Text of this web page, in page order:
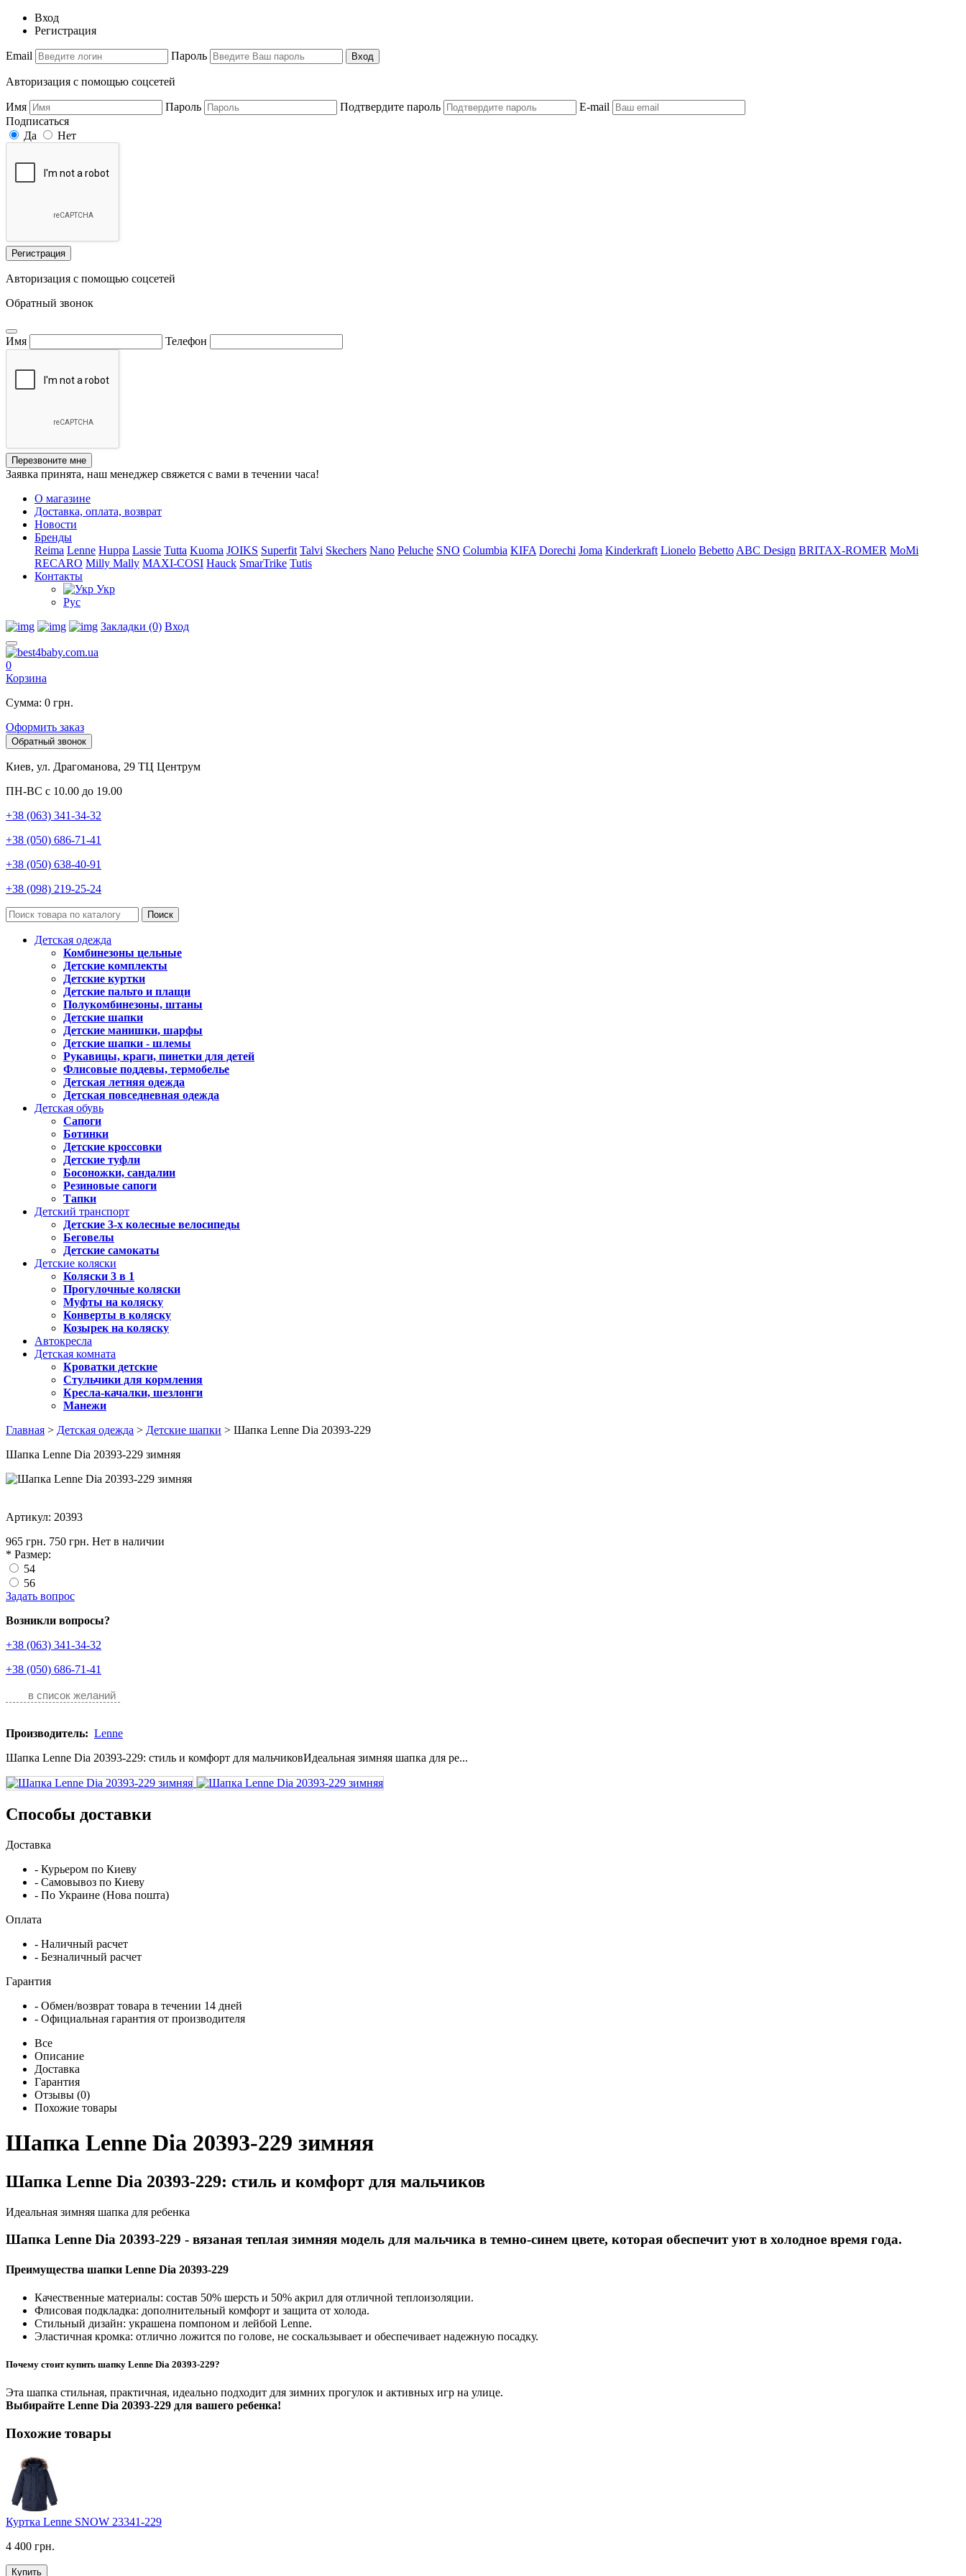
Вход
Регистрация
Email Пароль Вход
Авторизация с помощью соцсетей
Имя Пароль Подтвердите пароль
E-mail
Подписаться
Да
Нет
Регистрация
Авторизация с помощью соцсетей
Обратный звонок
Имя Телефон
Перезвоните мне
Заявка принята, наш менеджер свяжется с вами в течении часа!
О магазине
Доставка, оплата, возврат
Новости
Бренды
Reima Lenne Huppa Lassie Tutta Kuoma JOIKS Superfit Talvi Skechers Nano Peluche SNO Columbia KIFA Dorechi Joma Kinderkraft Lionelo Bebetto ABC Design BRITAX-ROMER MoMi
RECARO Milly Mally MAXI-COSI Hauck SmarTrike Tutis
Контакты
Укр
Рус
Закладки (0) Вход
0
Корзина
Сумма: 0 грн.
Оформить заказ
Обратный звонок
Киев, ул. Драгоманова, 29 ТЦ Центрум
ПН-ВС с 10.00 до 19.00
+38 (063) 341-34-32
+38 (050) 686-71-41
+38 (050) 638-40-91
+38 (098) 219-25-24
Поиск
Детская одежда
Комбинезоны цельные
Детские комплекты
Детские куртки
Детские пальто и плащи
Полукомбинезоны, штаны
Детские шапки
Детские манишки, шарфы
Детские шапки - шлемы
Рукавицы, краги, пинетки для детей
Флисовые поддевы, термобелье
Детская летняя одежда
Детская повседневная одежда
Детская обувь
Сапоги
Ботинки
Детские кроссовки
Детские туфли
Босоножки, сандалии
Резиновые сапоги
Тапки
Детский транспорт
Детские 3-х колесные велосипеды
Беговелы
Детские самокаты
Детские коляски
Коляски 3 в 1
Прогулочные коляски
Муфты на коляску
Конверты в коляску
Козырек на коляску
Автокресла
Детская комната
Кроватки детские
Стульчики для кормления
Кресла-качалки, шезлонги
Манежи
Главная > Детская одежда > Детские шапки > Шапка Lenne Dia 20393-229
Шапка Lenne Dia 20393-229 зимняя
Артикул: 20393
965 грн. 750 грн. Нет в наличии
* Размер:
54
56
Задать вопрос
Возникли вопросы?
+38 (063) 341-34-32
+38 (050) 686-71-41
в список желаний
Производитель: Lenne
Шапка Lenne Dia 20393-229: стиль и комфорт для мальчиковИдеальная зимняя шапка для ре...
Способы доставки
Доставка
- Курьером по Киеву
- Самовывоз по Киеву
- По Украине (Нова пошта)
Оплата
- Наличный расчет
- Безналичный расчет
Гарантия
- Обмен/возврат товара в течении 14 дней
- Официальная гарантия от производителя
Все
Описание
Доставка
Гарантия
Отзывы (0)
Похожие товары
Шапка Lenne Dia 20393-229 зимняя
Шапка Lenne Dia 20393-229: стиль и комфорт для мальчиков
Идеальная зимняя шапка для ребенка
Шапка Lenne Dia 20393-229 - вязаная теплая зимняя модель для мальчика в темно-синем цвете, которая обеспечит уют в холодное время года.
Преимущества шапки Lenne Dia 20393-229
Качественные материалы: состав 50% шерсть и 50% акрил для отличной теплоизоляции.
Флисовая подкладка: дополнительный комфорт и защита от холода.
Стильный дизайн: украшена помпоном и лейбой Lenne.
Эластичная кромка: отлично ложится по голове, не соскальзывает и обеспечивает надежную посадку.
Почему стоит купить шапку Lenne Dia 20393-229?
Эта шапка стильная, практичная, идеально подходит для зимних прогулок и активных игр на улице.
Выбирайте Lenne Dia 20393-229 для вашего ребенка!
Похожие товары
Куртка Lenne SNOW 23341-229
4 400 грн.
Купить